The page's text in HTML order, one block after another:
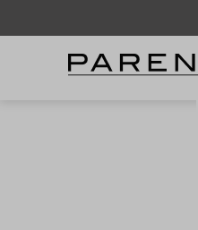
LOJAS FAVORITOS